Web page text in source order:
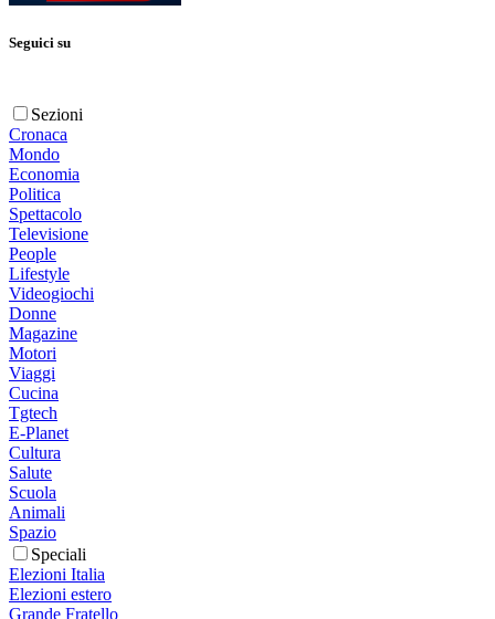
Seguici su
Sezioni
Cronaca
Mondo
Economia
Politica
Spettacolo
Televisione
People
Lifestyle
Videogiochi
Donne
Magazine
Motori
Viaggi
Cucina
Tgtech
E-Planet
Cultura
Salute
Scuola
Animali
Spazio
Speciali
Elezioni Italia
Elezioni estero
Grande Fratello